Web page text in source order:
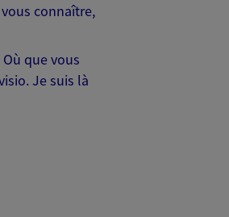
connaître,
que vous
Je suis là